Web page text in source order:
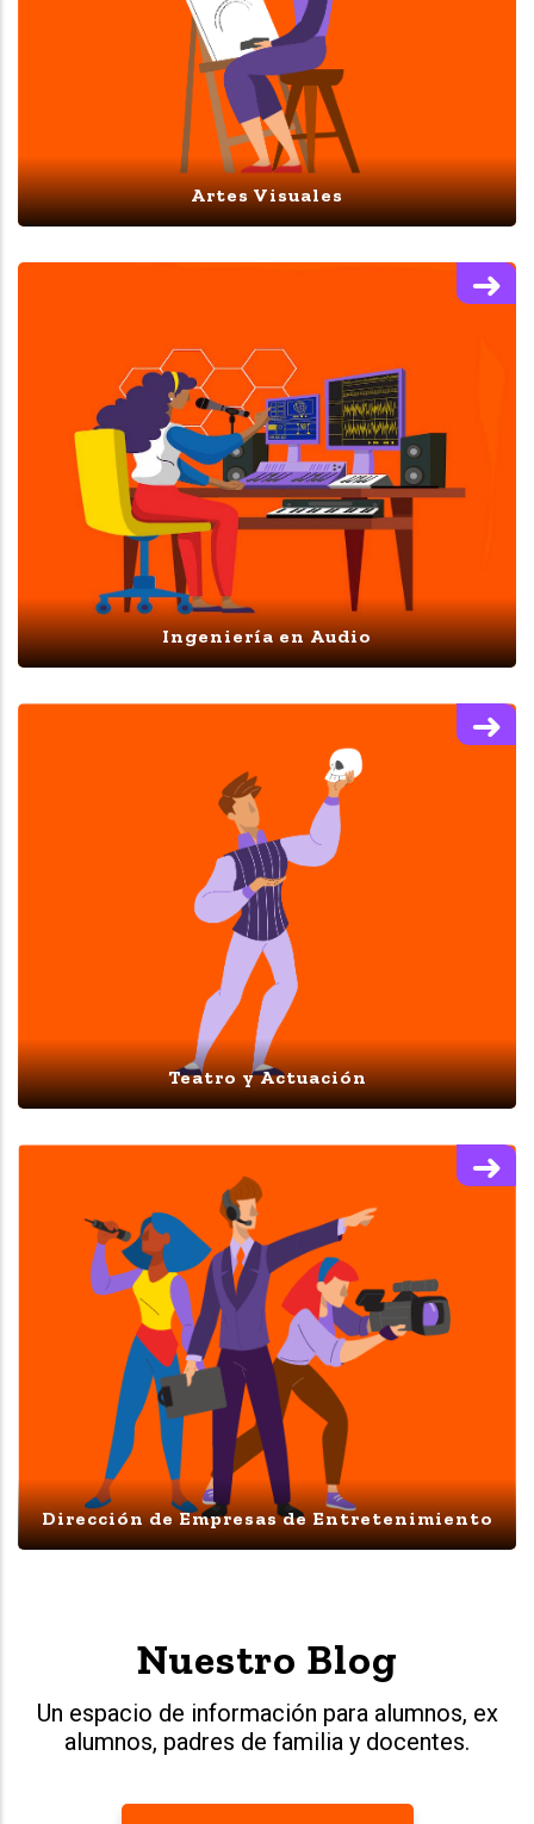
Artes Visuales
Ingeniería en Audio
Teatro y Actuación
Dirección de Empresas de Entretenimiento
Nuestro Blog
Un espacio de información para alumnos, ex
alumnos, padres de familia y docentes.